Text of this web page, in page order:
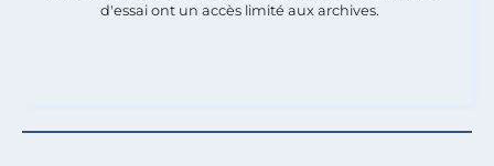
d'essai ont un accès limité aux archives.